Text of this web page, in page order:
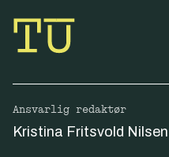
Ansvarlig redaktør
Kristina Fritsvold Nilsen